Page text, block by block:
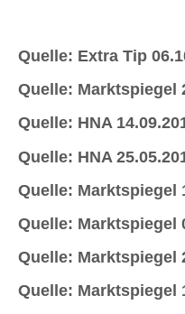
Quelle: Extra Tip
Quelle: Marktspiegel
Quelle: HNA
Quelle: HNA
Quelle: Marktspiegel
Quelle: Marktspiegel
Quelle: Marktspiegel
Quelle: Marktspiegel